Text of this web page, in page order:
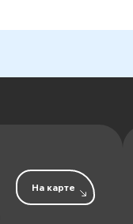
На карте